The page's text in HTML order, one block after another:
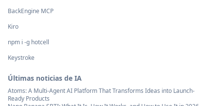
BackEngine MCP
Kiro
npm i -g hotcell
Keystroke
Últimas noticias de IA
Atoms: A Multi-Agent AI Platform That Transforms Ideas into Launch-
Ready Products